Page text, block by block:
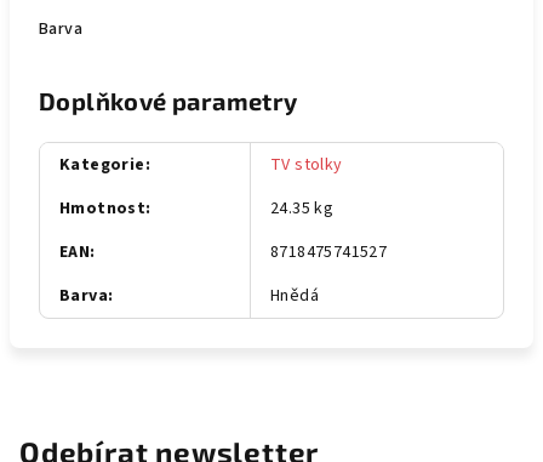
Barva
Doplňkové parametry
Kategorie:
TV stolky
Hmotnost:
24.35 kg
EAN:
8718475741527
Barva: Hnědá
Odebírat newsletter